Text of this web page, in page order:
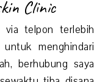
Clinic
via telpon terlebih
menghindari
berhubung saya